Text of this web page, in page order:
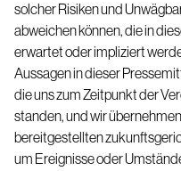
solcher Risiken und
abweichen können, die in
erwartet oder impliziert
Aussagen in dieser
die uns zum Zeitpunkt der
standen, und wir
bereitgestellten
um Ereignisse oder